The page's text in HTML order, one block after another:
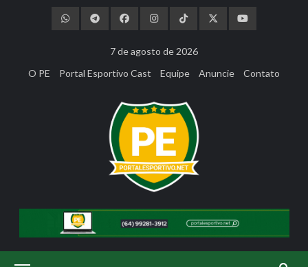
7 de agosto de 2026
O PE
Portal Esportivo Cast Equipe Anuncie Contato